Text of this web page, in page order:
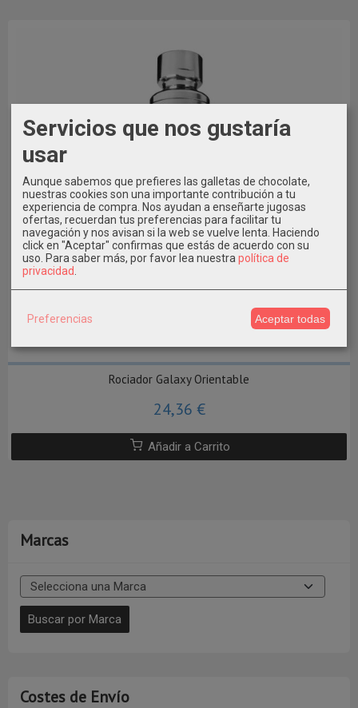
Marcas
Costes de Envío
Rociador Galaxy Orientable
24,36 €
Añadir a Carrito
Servicios que nos gustaría
usar
Aunque sabemos que prefieres las galletas de chocolate,
nuestras cookies son una importante contribución a tu
experiencia de compra. Nos ayudan a enseñarte jugosas
ofertas, recuerdan tus preferencias para facilitar tu
navegación y nos avisan si la web se vuelve lenta. Haciendo
click en "Aceptar" confirmas que estás de acuerdo con su
uso. Para saber más, por favor lea nuestra política de
privacidad
Preferencias Aceptar todas